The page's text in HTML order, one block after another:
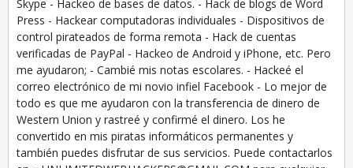
Skype - Hackeo de bases de datos. - Hack de blogs de Word
Press - Hackear computadoras individuales - Dispositivos de
control pirateados de forma remota - Hack de cuentas
verificadas de PayPal - Hackeo de Android y iPhone, etc. Pero
me ayudaron; - Cambié mis notas escolares. - Hackeé el
correo electrónico de mi novio infiel Facebook - Lo mejor de
todo es que me ayudaron con la transferencia de dinero de
Western Union y rastreé y confirmé el dinero. Los he
convertido en mis piratas informáticos permanentes y
también puedes disfrutar de sus servicios. Puede contactarlos